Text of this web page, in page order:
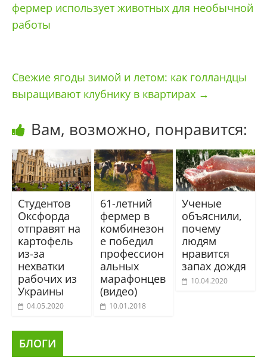
фермер использует животных для необычной
работы
Свежие ягоды зимой и летом: как голландцы
выращивают клубнику в квартирах →
Вам, возможно, понравится:
Студентов
Оксфорда
отправят на
картофель
из-за
нехватки
рабочих из
Украины
04.05.2020
61-летний
фермер в
комбинезон
е победил
профессион
альных
марафонцев
(видео)
10.01.2018
Ученые
объяснили,
почему
людям
нравится
запах дождя
10.04.2020
БЛОГИ